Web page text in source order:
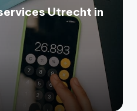
Utrecht in